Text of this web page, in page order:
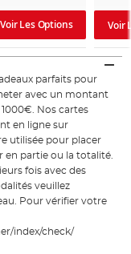
Voir Les Options Voir
parfaits pour
avec un montant
Nos cartes
en ligne sur
utilisée pour placer
partie ou la totalité.
fois avec des
veuillez
. Pour vérifier votre
index/check/